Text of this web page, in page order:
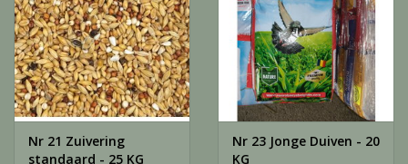
Nr 21 Zuivering
standaard - 25 KG
Nr 23 Jonge Duiven - 20
KG